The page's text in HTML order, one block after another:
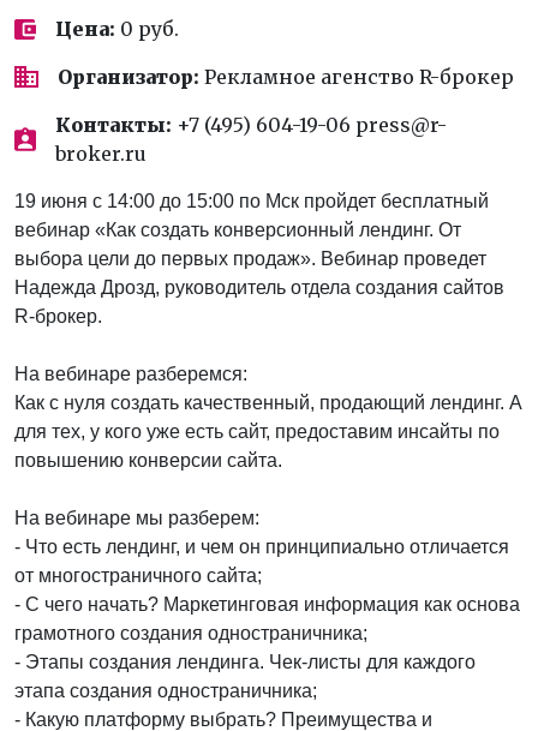
Цена: 0 руб.
Организатор: Рекламное агенство R-брокер
Контакты: +7 (495) 604-19-06 press@r-
broker.ru
19 июня с 14:00 до 15:00 по Мск пройдет бесплатный
вебинар «Как создать конверсионный лендинг. От
выбора цели до первых продаж». Вебинар проведет
Надежда Дрозд, руководитель отдела создания сайтов
R-брокер.
На вебинаре разберемся:
Как с нуля создать качественный, продающий лендинг. А
для тех, у кого уже есть сайт, предоставим инсайты по
повышению конверсии сайта.
На вебинаре мы разберем:
- Что есть лендинг, и чем он принципиально отличается
от многостраничного сайта;
- С чего начать? Маркетинговая информация как основа
грамотного создания одностраничника;
- Этапы создания лендинга. Чек-листы для каждого
этапа создания одностраничника;
- Какую платформу выбрать? Преимущества и